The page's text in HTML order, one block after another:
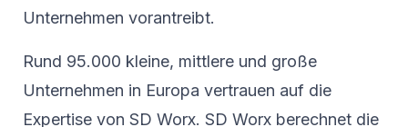
Unternehmen vorantreibt.
Rund 95.000 kleine, mittlere und große
Unternehmen in Europa vertrauen auf die
Expertise von SD Worx. SD Worx berechnet die